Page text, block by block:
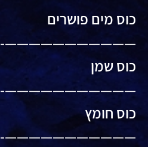
כוס מים פושרים
———————————-
כוס שמן
———————————-
כוס חומץ
———————————-